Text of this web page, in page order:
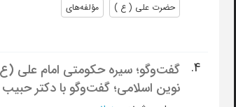
حضرت علی ( ع )
مؤلفه‌های
4.
گفت‌وگو؛ سیره حکومتی امام علی
نوین اسلامی؛ گفت‌وگو با دکتر